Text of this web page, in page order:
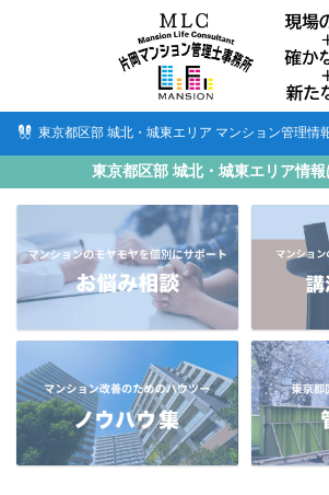
東京都区部 城北・城東エリア マンション管理情
東京都区部 城北・城東エリア情